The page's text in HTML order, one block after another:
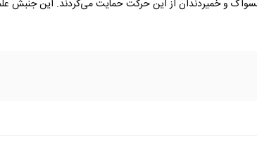
مسواک و خمیردندان از این حرکت حمایت می‌کردند. این